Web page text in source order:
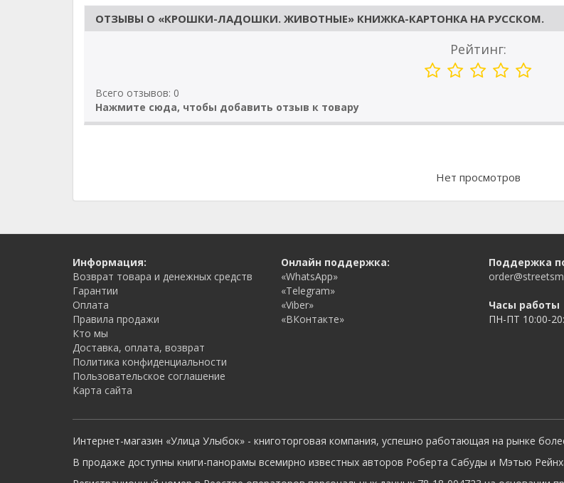
ОТЗЫВЫ О «КРОШКИ-ЛАДОШКИ. ЖИВОТНЫЕ» КНИЖКА-КАРТОНКА НА РУССКОМ.
Рейтинг:
Всего отзывов: 0
Нажмите сюда, чтобы добавить отзыв к товару
Нет просмотров
Информация:
Возврат товара и денежных средств
Гарантии
Оплата
Правила продажи
Кто мы
Доставка, оплата, возврат
Политика конфиденциальности
Пользовательское соглашение
Карта сайта
Онлайн поддержка:
«WhatsApp»
«Telegram»
«Viber»
«ВКонтакте»
Поддержка
Часы работы
ПН-ПТ 10:00-
Интернет-магазин «Улица Улыбок» - книготорговая компания, успешно работающая на рынке
В продаже доступны книги-панорамы всемирно известных авторов Роберта Сабуды и Мэтью